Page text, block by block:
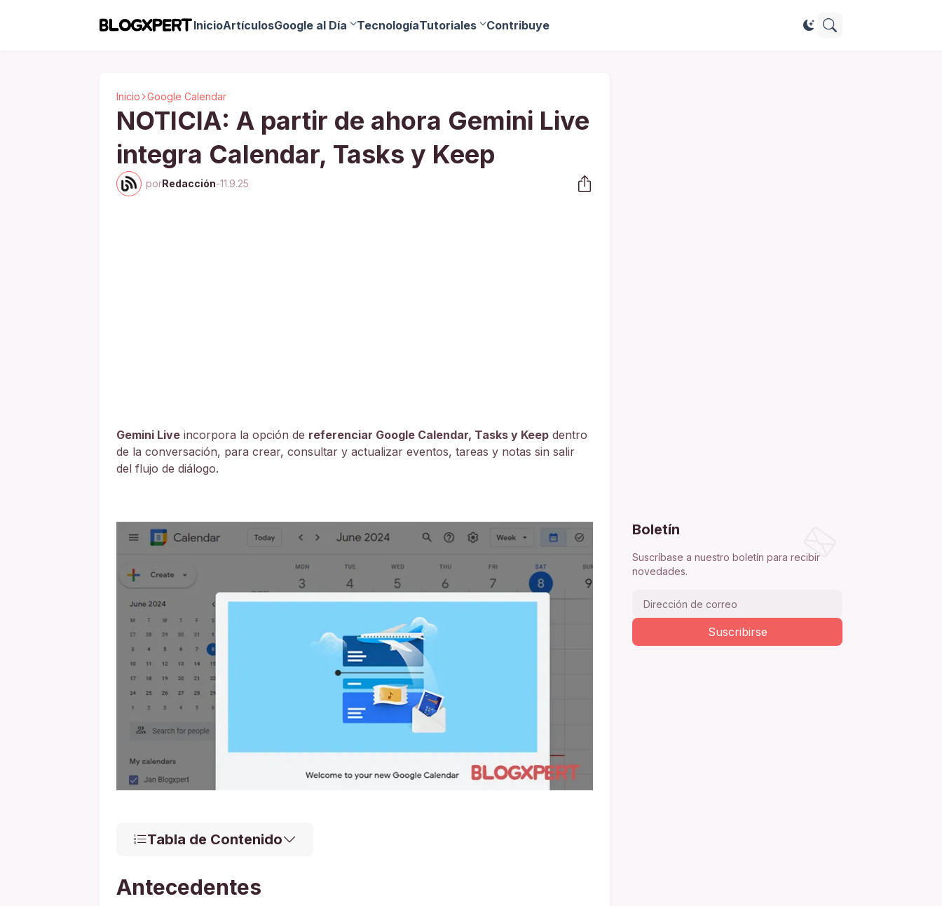
InicioArtículosGoogle al Día TecnologíaTutoriales Contribuye
Inicio Google Calendar
NOTICIA: A partir de ahora Gemini Live
integra Calendar, Tasks y Keep
porRedacción-11.9.25
Gemini Live incorpora la opción de referenciar Google Calendar, Tasks y Keep dentro
de la conversación, para crear, consultar y actualizar eventos, tareas y notas sin salir
del flujo de diálogo.
Tabla de Contenido
Antecedentes
Boletín
Suscríbase a nuestro boletín para recibir
novedades.